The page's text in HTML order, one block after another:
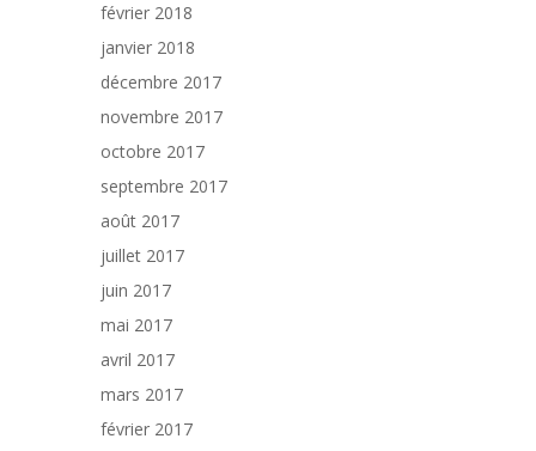
février 2018
janvier 2018
décembre 2017
novembre 2017
octobre 2017
septembre 2017
août 2017
juillet 2017
juin 2017
mai 2017
avril 2017
mars 2017
février 2017